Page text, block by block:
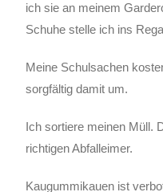
ich sie an meinem
Schuhe stelle ich ins
Meine Schulsachen
sorgfältig damit um.
Ich sortiere meinen Müll.
richtigen Abfalleimer.
Kaugummikauen ist